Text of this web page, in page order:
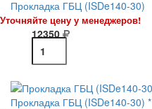
Прокладка ГБЦ (ISDe140-30)
Уточняйте цену у менеджеров!
12350
Прокладка ГБЦ (ISDe140-30) *